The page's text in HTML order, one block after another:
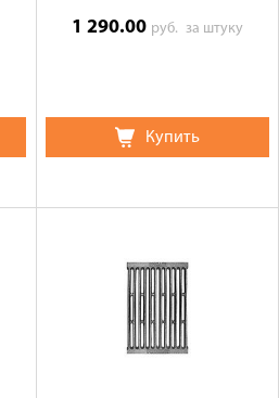
1 290.00 руб. за штуку
Купить